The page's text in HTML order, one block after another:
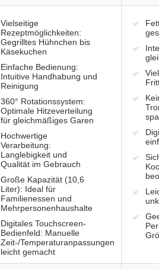
Vielseitige
Rezeptmöglichkeiten:
Gegrilltes Hühnchen bis
Käsekuchen
Einfache Bedienung:
Intuitive Handhabung und
Reinigung
360° Rotationssystem:
Optimale Hitzeverteilung
für gleichmäßiges Garen
Hochwertige
Verarbeitung:
Langlebigkeit und
Qualität im Gebrauch
Große Kapazität (10,6
Liter): Ideal für
Familienessen und
Mehrpersonenhaushalte
Digitales Touchscreen-
Bedienfeld: Manuelle
Zeit-/Temperaturanpassungen
leicht gemacht